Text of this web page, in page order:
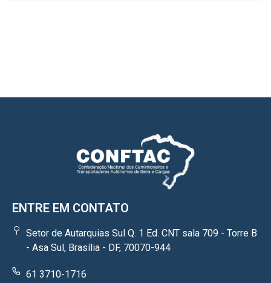
ENTRE EM CONTATO
Setor de Autarquias Sul Q. 1 Ed. CNT sala 709 - Torre B
- Asa Sul, Brasília - DF, 70070-944
61 3710-1716